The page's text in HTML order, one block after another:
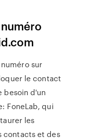
sur
le contact
besoin d'un
FoneLab, qui
les
contacts et des